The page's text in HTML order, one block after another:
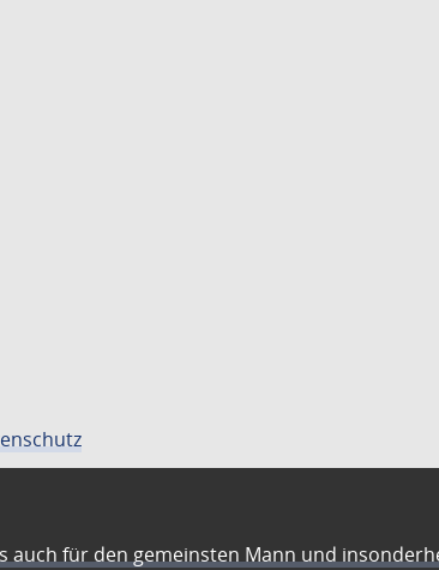
auch für den gemeinsten Mann und